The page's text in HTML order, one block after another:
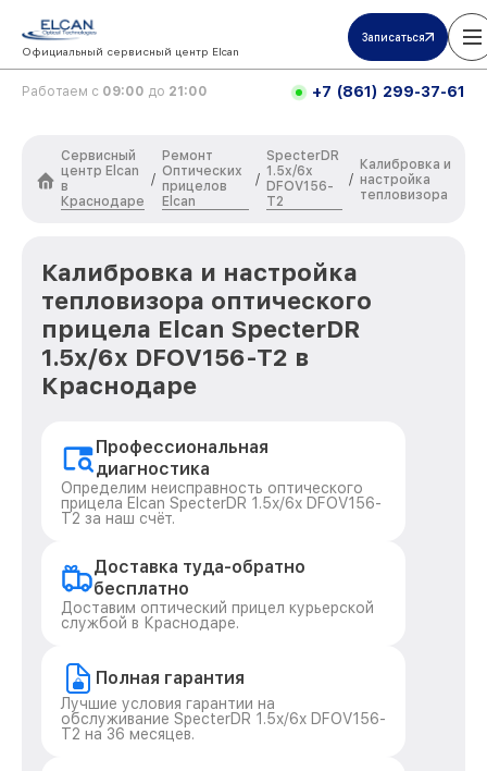
Официальный сервисный центр Elcan
Записаться
Работаем с 09:00 до 21:00 +7 (861) 299-37-61
Сервисный
центр Elcan
в
Краснодаре
/
Ремонт
Оптических
прицелов
Elcan
/
SpecterDR
1.5x/6x
DFOV156-
T2
/
Калибровка и
настройка
тепловизора
Калибровка и настройка
тепловизора оптического
прицела Elcan SpecterDR
1.5x/6x DFOV156-T2 в
Краснодаре
Профессиональная
диагностика
Определим неисправность оптического
прицела Elcan SpecterDR 1.5x/6x DFOV156-
T2 за наш счёт.
Доставка туда-обратно
бесплатно
Доставим оптический прицел курьерской
службой в Краснодаре.
Полная гарантия
Лучшие условия гарантии на
обслуживание SpecterDR 1.5x/6x DFOV156-
T2 на 36 месяцев.